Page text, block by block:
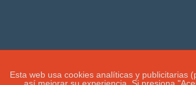
Esta web usa cookies analíticas y publicitarias